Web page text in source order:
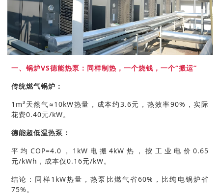
一、锅炉VS德能热泵：同样制热，一个烧钱，一个“搬运”
传统燃气锅炉：
1m³天然气≈10kW热量，成本约3.6元，热效率90%，实际
花费0.40元/kW。
德能超低温热泵：
平均COP=4.0，1kW电搬4kW热，按工业电价0.65
元/kWh，成本仅0.16元/kW。
结论：同样1kW热量，热泵比燃气省60%，比纯电锅炉省
75%。